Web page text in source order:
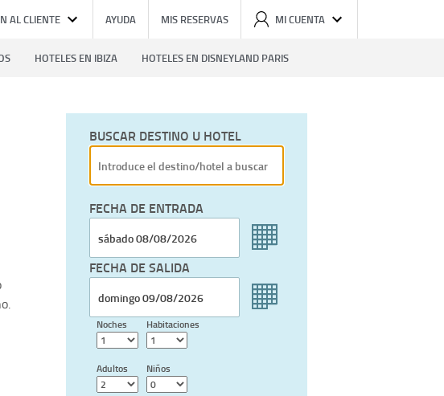
AL CLIENTE AYUDA MIS RESERVAS MI CUENTA
HOTELES EN IBIZA HOTELES EN DISNEYLAND PARIS
BUSCAR DESTINO U HOTEL
FECHA DE ENTRADA
FECHA DE SALIDA
Noches Habitaciones
Adultos Niños